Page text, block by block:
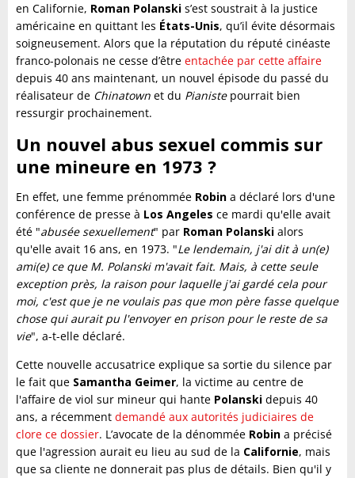
en Californie, Roman Polanski s’est soustrait à la justice
américaine en quittant les États-Unis, qu’il évite désormais
soigneusement. Alors que la réputation du réputé cinéaste
franco-polonais ne cesse d’être entachée par cette affaire
depuis 40 ans maintenant, un nouvel épisode du passé du
réalisateur de Chinatown et du Pianiste pourrait bien
ressurgir prochainement.
Un nouvel abus sexuel commis sur
une mineure en 1973 ?
En effet, une femme prénommée Robin a déclaré lors d'une
conférence de presse à Los Angeles ce mardi qu'elle avait
été "abusée sexuellement" par Roman Polanski alors
qu'elle avait 16 ans, en 1973. "Le lendemain, j'ai dit à un(e)
ami(e) ce que M. Polanski m'avait fait. Mais, à cette seule
exception près, la raison pour laquelle j'ai gardé cela pour
moi, c'est que je ne voulais pas que mon père fasse quelque
chose qui aurait pu l'envoyer en prison pour le reste de sa
vie", a-t-elle déclaré.
Cette nouvelle accusatrice explique sa sortie du silence par
le fait que Samantha Geimer, la victime au centre de
l'affaire de viol sur mineur qui hante Polanski depuis 40
ans, a récemment demandé aux autorités judiciaires de
clore ce dossier. L’avocate de la dénommée Robin a précisé
que l'agression aurait eu lieu au sud de la Californie, mais
que sa cliente ne donnerait pas plus de détails. Bien qu'il y